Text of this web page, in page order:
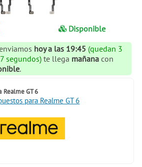
Disponible
hoy a las 19:45 (quedan 3
segundos) te llega mañana con
.
Realme GT 6
para Realme GT 6